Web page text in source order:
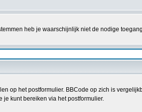
heb je waarschijnlijk niet de nodige
op het postformulier. BBCode op zich is
je kunt bereiken via het postformulier.